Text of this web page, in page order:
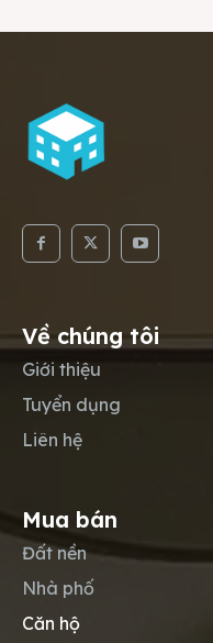
Về chúng tôi
Giới thiệu
Tuyển dụng
Liên hệ
Mua bán
Đất nền
Nhà phố
Căn hộ